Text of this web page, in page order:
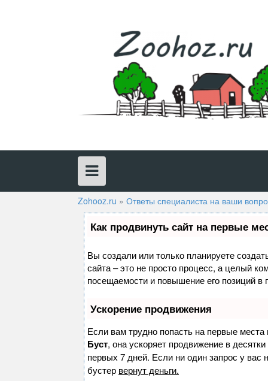
Zohooz.ru » Ответы специалиста на ваши
Как продвинуть сайт на первые
Вы создали или только планируете
сайта – это не просто процесс, а целый
посещаемости и повышение его позиций в
Ускорение продвижения
Если вам трудно попасть на первые
Буст, она ускоряет продвижение в
первых 7 дней. Если ни один запрос у вас
бустер вернут деньги.